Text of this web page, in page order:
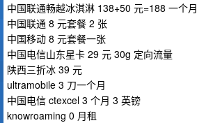
中国联通畅越冰淇淋 138+50 元=188 一个月
中国联通 8 元套餐 2 张
中国移动 8 元套餐一张
中国电信山东星卡 29 元 30g 定向流量
陕西三折冰 39 元
ultramobile 3 刀一个月
中国电信 ctexcel 3 个月 3 英镑
knowroaming 0 月租